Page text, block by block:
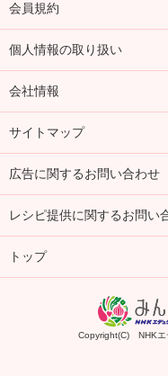
会員規約
個人情報の取り扱い
会社情報
サイトマップ
広告に関するお問い合わせ
レシピ提供に関するお問い
トップ
Copyright(C) NHKエ